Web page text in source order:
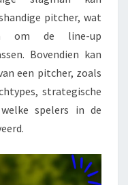
pitcher, wat
om de line-up
Bovendien kan
een pitcher, zoals
strategische
spelers in de